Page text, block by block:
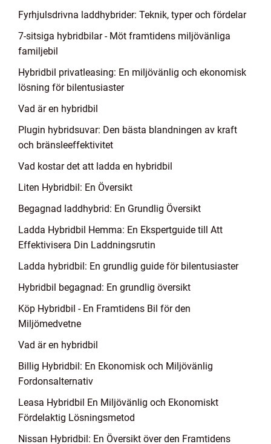
Fyrhjulsdrivna laddhybrider: Teknik, typer och fördelar
7-sitsiga hybridbilar - Möt framtidens miljövänliga
familjebil
Hybridbil privatleasing: En miljövänlig och ekonomisk
lösning för bilentusiaster
Vad är en hybridbil
Plugin hybridsuvar: Den bästa blandningen av kraft
och bränsleeffektivitet
Vad kostar det att ladda en hybridbil
Liten Hybridbil: En Översikt
Begagnad laddhybrid: En Grundlig Översikt
Ladda Hybridbil Hemma: En Ekspertguide till Att
Effektivisera Din Laddningsrutin
Ladda hybridbil: En grundlig guide för bilentusiaster
Hybridbil begagnad: En grundlig översikt
Köp Hybridbil - En Framtidens Bil för den
Miljömedvetne
Vad är en hybridbil
Billig Hybridbil: En Ekonomisk och Miljövänlig
Fordonsalternativ
Leasa Hybridbil En Miljövänlig och Ekonomiskt
Fördelaktig Lösningsmetod
Nissan Hybridbil: En Översikt över den Framtidens